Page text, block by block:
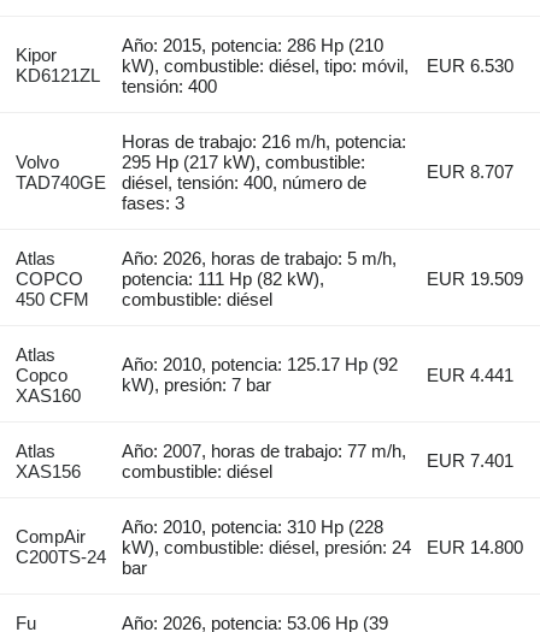
Kipor
KD6121ZL
Año: 2015, potencia: 286 Hp (210
kW), combustible: diésel, tipo: móvil,
tensión: 400
EUR 6.530
Volvo
TAD740GE
Horas de trabajo: 216 m/h, potencia:
295 Hp (217 kW), combustible:
diésel, tensión: 400, número de
fases: 3
EUR 8.707
Atlas
COPCO
450 CFM
Año: 2026, horas de trabajo: 5 m/h,
potencia: 111 Hp (82 kW),
combustible: diésel
EUR 19.509
Atlas
Copco
XAS160
Año: 2010, potencia: 125.17 Hp (92
kW), presión: 7 bar
EUR 4.441
Atlas
XAS156
Año: 2007, horas de trabajo: 77 m/h,
combustible: diésel
EUR 7.401
CompAir
C200TS-24
Año: 2010, potencia: 310 Hp (228
kW), combustible: diésel, presión: 24
bar
EUR 14.800
Fu Año: 2026, potencia: 53.06 Hp (39